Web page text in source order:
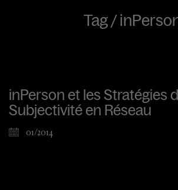
Tag /
inPerson et les Stratégies
Subjectivité en Réseau
01/2014